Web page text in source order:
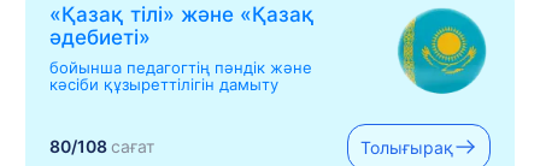
«Қазақ тілі» жəне «Қазақ
əдебиеті»
бойынша педагогтің пәндік және
кәсіби құзыреттілігін дамыту
80/108сағат Толығырақ